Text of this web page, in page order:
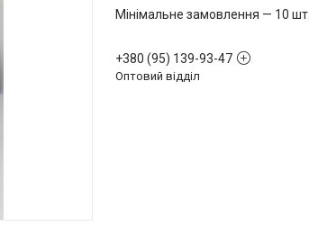
Мінімальне замовлення — 10 шт.
+380 (95) 139-93-47
Оптовий відділ